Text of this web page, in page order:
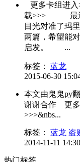
更多卡组进
载>>> 最近
目光对准了玛
两篇，希望能
启发。 ...
标签：
蓝龙
2015-06-30
本文由鬼鬼py
谢谢合作 更
>>>&nbs...
标签： 蓝龙 盗
2014-11-11